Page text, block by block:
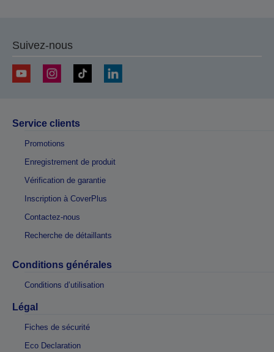
Suivez-nous
Service clients
Promotions
Enregistrement de produit
Vérification de garantie
Inscription à CoverPlus
Contactez-nous
Recherche de détaillants
Conditions générales
Conditions d’utilisation
Légal
Fiches de sécurité
Eco Declaration